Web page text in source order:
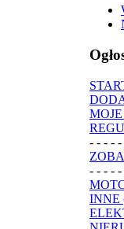
- - - - -
- - - - -
INNE